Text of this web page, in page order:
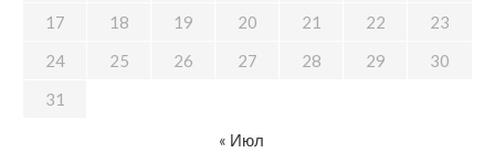
17
18 19 20 21 22
23
24
25 26 27 28 29
30
31
« Июл